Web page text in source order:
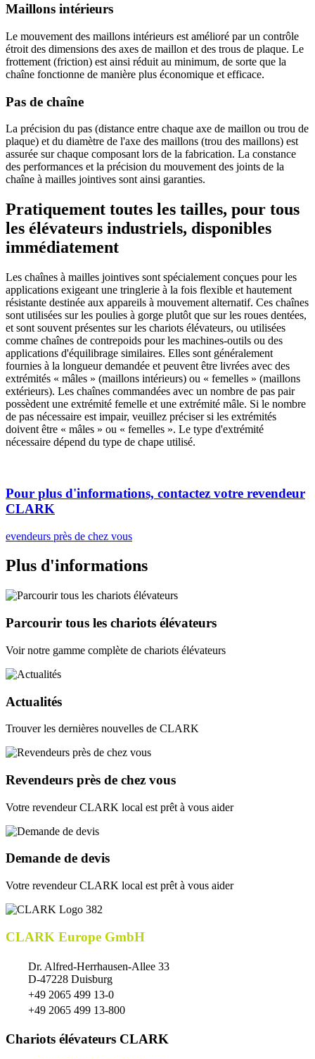
Maillons intérieurs
Le mouvement des maillons intérieurs est amélioré par un contrôle
étroit des dimensions des axes de maillon et des trous de plaque. Le
frottement (friction) est ainsi réduit au minimum, de sorte que la
chaîne fonctionne de manière plus économique et efficace.
Pas de chaîne
La précision du pas (distance entre chaque axe de maillon ou trou de
plaque) et du diamètre de l'axe des maillons (trou des maillons) est
assurée sur chaque composant lors de la fabrication. La constance
des performances et la précision du mouvement des joints de la
chaîne à mailles jointives sont ainsi garanties.
Pratiquement toutes les tailles, pour tous
les élévateurs industriels, disponibles
immédiatement
Les chaînes à mailles jointives sont spécialement conçues pour les
applications exigeant une tringlerie à la fois flexible et hautement
résistante destinée aux appareils à mouvement alternatif. Ces chaînes
sont utilisées sur les poulies à gorge plutôt que sur les roues dentées,
et sont souvent présentes sur les chariots élévateurs, ou utilisées
comme chaînes de contrepoids pour les machines-outils ou des
applications d'équilibrage similaires. Elles sont généralement
fournies à la longueur demandée et peuvent être livrées avec des
extrémités « mâles » (maillons intérieurs) ou « femelles » (maillons
extérieurs). Les chaînes commandées avec un nombre de pas pair
possèdent une extrémité femelle et une extrémité mâle. Si le nombre
de pas nécessaire est impair, veuillez préciser si les extrémités
doivent être « mâles » ou « femelles ». Le type d'extrémité
nécessaire dépend du type de chape utilisé.
Pour plus d'informations, contactez votre revendeur
CLARK
evendeurs près de chez vous
Plus d'informations
Parcourir tous les chariots élévateurs
Voir notre gamme complète de chariots élévateurs
Actualités
Trouver les dernières nouvelles de CLARK
Revendeurs près de chez vous
Votre revendeur CLARK local est prêt à vous aider
Demande de devis
Votre revendeur CLARK local est prêt à vous aider
CLARK Europe GmbH
Dr. Alfred-Herrhausen-Allee 33
D-47228 Duisburg
+49 2065 499 13-0
+49 2065 499 13-800
Chariots élévateurs CLARK